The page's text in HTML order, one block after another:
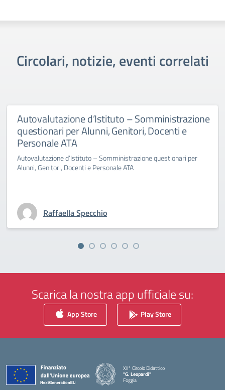
Circolari, notizie, eventi correlati
Autovalutazione d’Istituto – Somministrazione
questionari per Alunni, Genitori, Docenti e
Personale ATA
Autovalutazione d’Istituto – Somministrazione questionari per
Alunni, Genitori, Docenti e Personale ATA
Raffaella Specchio
Scarica la nostra app ufficiale su:
App Store Play Store
XII° Circolo Didattico
"G. Leopardi"
Foggia
— Visita la pagina iniziale della scuola